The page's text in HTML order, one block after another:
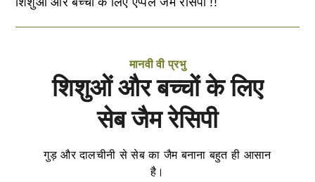
मानवी वी प्रभु
शिशुओं और बच्चों के लिए
सेब जैम रेसिपी
गुड़ और दालचीनी से सेब का जैम बनाना बहुत ही आसान
है।